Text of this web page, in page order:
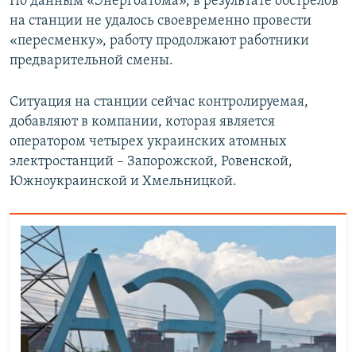
на станции не удалось своевременно провести
«пересменку», работу продолжают работники
предварительной смены.
Ситуация на станции сейчас контролируемая,
добавляют в компании, которая является
оператором четырех украинских атомных
электростанций – Запорожской, Ровенской,
Южноукраинской и Хмельницкой.